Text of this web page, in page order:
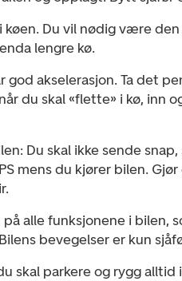
køen. Du vil nødig være
lengre kø.
god akselerasjon. Ta det
du skal «flette» i kø, inn
Du skal ikke sende
mens du kjører bilen.
alle funksjonene i bilen,
bevegelser er kun
skal parkere og rygg